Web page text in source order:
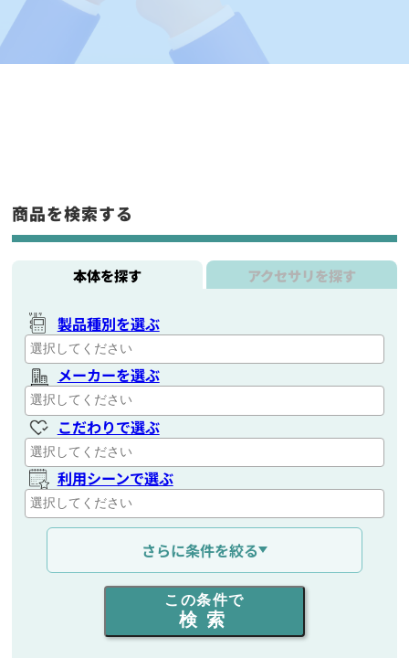
商品を検索する
本体を探す アクセサリを探す
製品種別を選ぶ
メーカーを選ぶ
こだわりで選ぶ
利用シーンで選ぶ
通信距離を選ぶ
出力を選ぶ
同時通話人数を選ぶ
さらに条件を絞る
この条件で
検索